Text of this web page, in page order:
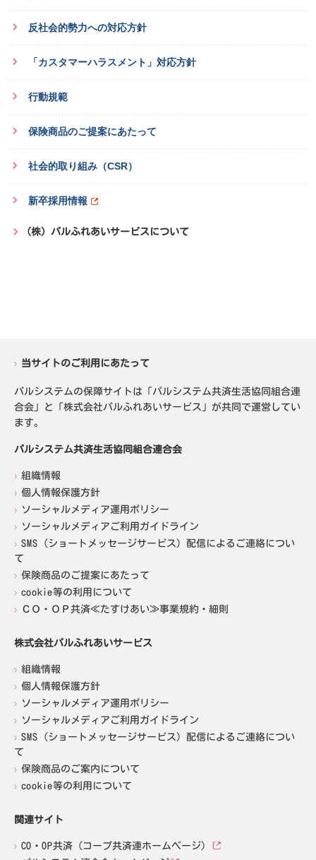
反社会的勢力への対応方針
「カスタマーハラスメント」対応方針
行動規範
保険商品のご提案にあたって
社会的取り組み（CSR）
新卒採用情報
（株）パルふれあいサービスについて
当サイトのご利用にあたって
パルシステムの保障サイトは「パルシステム共済生活協同組合連
合会」と「株式会社パルふれあいサービス」が共同で運営してい
ます。
パルシステム共済生活協同組合連合会
組織情報
個人情報保護方針
ソーシャルメディア運用ポリシー
ソーシャルメディアご利用ガイドライン
SMS（ショートメッセージサービス）配信によるご連絡につい
て
保険商品のご提案にあたって
cookie等の利用について
ＣＯ・ＯＰ共済≪たすけあい≫事業規約・細則
株式会社パルふれあいサービス
組織情報
個人情報保護方針
ソーシャルメディア運用ポリシー
ソーシャルメディアご利用ガイドライン
SMS（ショートメッセージサービス）配信によるご連絡につい
て
保険商品のご案内について
cookie等の利用について
関連サイト
CO・OP共済（コープ共済連ホームページ）